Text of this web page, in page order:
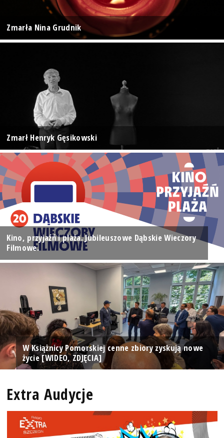
Zmarła Nina Grudnik
Zmarł Henryk Gęsikowski
Kino, przyjaźń i plaża. Jubileuszowe Dąbskie Wieczory
Filmowe.
W Książnicy Pomorskiej cenne zbiory zyskują nowe
życie [WIDEO, ZDJĘCIA]
Extra Audycje